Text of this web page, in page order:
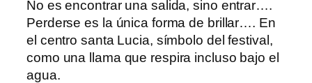
No es encontrar una salida, sino entrar….
Perderse es la única forma de brillar…. En
el centro santa Lucia, símbolo del festival,
como una llama que respira incluso bajo el
agua.